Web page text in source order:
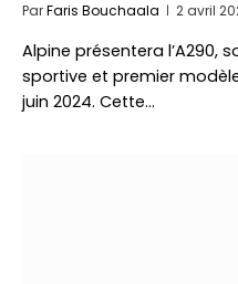
ParFaris Bouchaala 2 avril
Alpine présentera l’A290,
sportive et premier
juin 2024. Cette…